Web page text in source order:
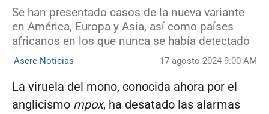
Se han presentado casos de la nueva variante
en América, Europa y Asia, así como países
africanos en los que nunca se había detectado
Asere Noticias 17 agosto 2024 9:00 AM
La viruela del mono, conocida ahora por el
anglicismo mpox, ha desatado las alarmas